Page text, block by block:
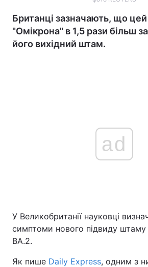
Британці зазначають, що
"Омікрона" в 1,5 рази більш
його вихідний штам.
ad
У Великобританії науковці
симптоми нового підвиду штаму
BA.2.
Як пише Daily Express, одним з